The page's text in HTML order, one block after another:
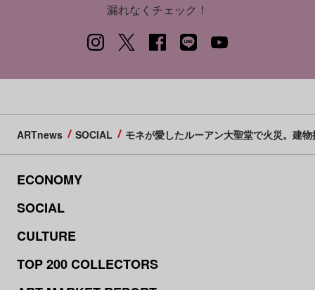
漏れなくチェック！
ARTnews SOCIAL モネが愛したルーアン大聖堂で火災。建
ECONOMY
SOCIAL
CULTURE
TOP 200 COLLECTORS